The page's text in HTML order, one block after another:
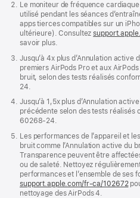
Le moniteur de fréquence
utilisé pendant les séances
apps tierces compatibles sur un
ultérieure). Consultez
savoir plus.
Jusqu’à 4x plus d’Annulation
premiers AirPods Pro et aux
bruit, selon des tests réalisés
24.
Jusqu’à 1,5x plus d’Annulation
précédente selon des tests réalisés
60268-24.
Les performances de l’appareil et
bruit comme l’Annulation active du
Transparence peuvent être
ou de saleté. Nettoyez
performances et l’ensemble de ses
support.apple.com/fr-ca/102672
nettoyage des AirPods 4.